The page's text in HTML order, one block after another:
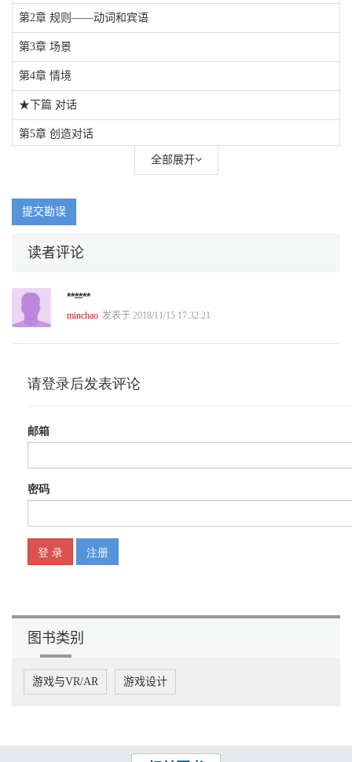
第2章 规则——动词和宾语
第3章 场景
第4章 情境
★下篇 对话
第5章 创造对话
全部展开
提交勘误
读者评论
******
minchao 发表于 2018/11/15 17:32:21
图书类别
游戏与VR/AR 游戏设计